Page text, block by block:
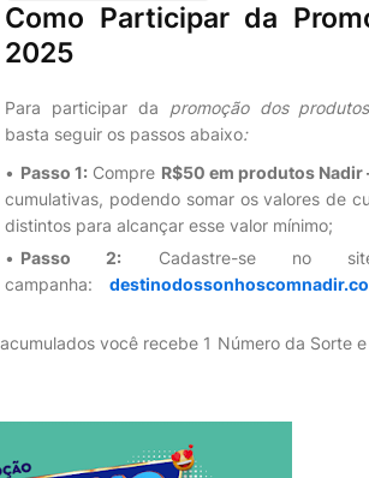
Como Participar da
2025
Para participar da promoção dos
basta seguir os passos abaixo:
Passo 1: Compre R$50 em produtos
cumulativas, podendo somar os valores de
distintos para alcançar esse valor mínimo;
Passo 2: Cadastre-se no
campanha:
você recebe 1 Número da Sorte